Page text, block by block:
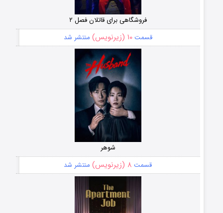
فروشگاهی برای قاتلان فصل ۲
قسمت۱۰ (زیرنویس) منتشر شد
شوهر
قسمت ۸ (زیرنویس) منتشر شد